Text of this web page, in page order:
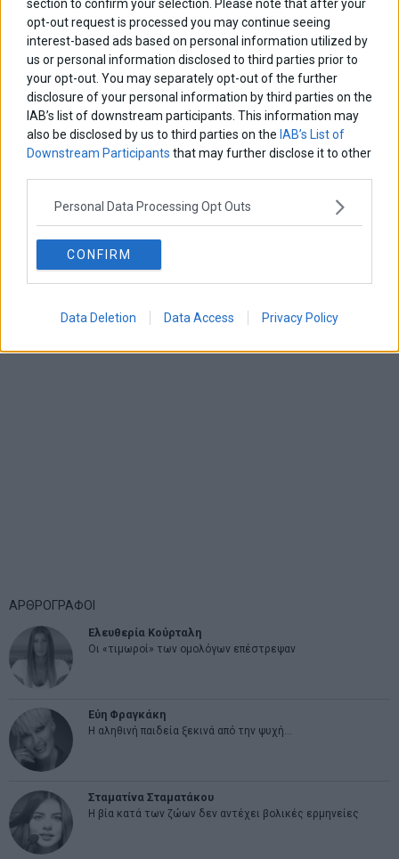
section to confirm your selection. Please note that after your
opt-out request is processed you may continue seeing
interest-based ads based on personal information utilized by
us or personal information disclosed to third parties prior to
your opt-out. You may separately opt-out of the further
disclosure of your personal information by third parties on the
IAB’s list of downstream participants. This information may
also be disclosed by us to third parties on the IAB’s List of
Downstream Participants that may further disclose it to other
Personal Data Processing Opt Outs
CONFIRM
Data Deletion Data Access Privacy Policy
ΑΡΘΡΟΓΡΑΦΟΙ
Ελευθερία Κούρταλη
Οι «τιμωροί» των ομολόγων επέστρεψαν
Εύη Φραγκάκη
Η αληθινή παιδεία ξεκινά από την ψυχή…
Σταματίνα Σταματάκου
Η βία κατά των ζώων δεν αντέχει βολικές ερμηνείες